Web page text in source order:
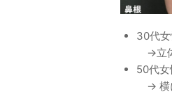
30代
→立
50代
→ 横